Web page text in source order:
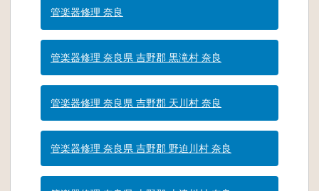
管楽器修理 奈良
管楽器修理 奈良県 吉野郡 黒滝村 奈良
管楽器修理 奈良県 吉野郡 天川村 奈良
管楽器修理 奈良県 吉野郡 野迫川村 奈良